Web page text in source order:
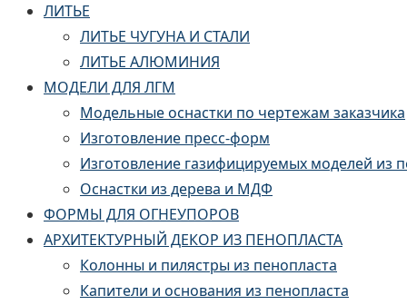
ЛИТЬЕ
ЛИТЬЕ ЧУГУНА И СТАЛИ
ЛИТЬЕ АЛЮМИНИЯ
МОДЕЛИ ДЛЯ ЛГМ
Модельные оснастки по чертежам заказчика
Изготовление пресс-форм
Изготовление газифицируемых моделей из
Оснастки из дерева и МДФ
ФОРМЫ ДЛЯ ОГНЕУПОРОВ
АРХИТЕКТУРНЫЙ ДЕКОР ИЗ ПЕНОПЛАСТА
Колонны и пилястры из пенопласта
Капители и основания из пенопласта